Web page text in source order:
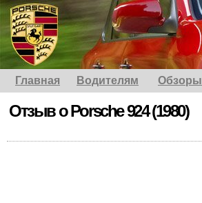
Главная Водителям Обзоры
Отзыв о Porsche 924 (1980)